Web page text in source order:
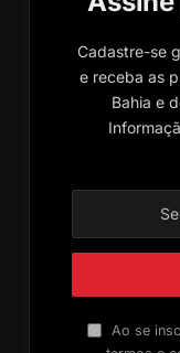
Cadastre-se
e receba as
Bahia e
Ao se